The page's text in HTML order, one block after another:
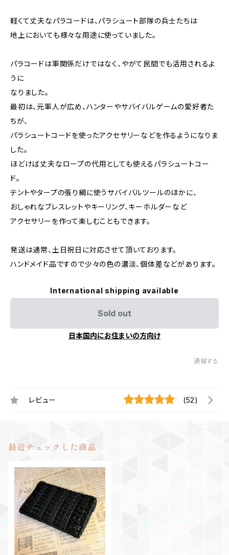
軽くて丈夫なパラコードは、パラシュート部隊の兵士たちは
地上においても様々な用途に使っていました。
パラコードは軍関係だけではなく、やがて民間でも活用されるよ
うに
なりました。
最初は、元軍人が広め、ハンターやサバイバルゲームの愛好者た
ちが、
パラシュートコードを使ったアクセサリーなどを作るようになりま
した。
ほどけば丈夫なロープの代用としても使えるパラシュートコー
ド。
テントやタープの張り綱に使うサバイバルツールのほかに、
おしゃれなブレスレットやキーリング、キーホルダーなど
アクセサリーを作って楽しむこともできます。
発送は通常、土日祝日に対応させて頂いております。
ハンドメイド品ですので少々の色の濃淡、個体差などがあります。
International shipping available
Sold out
日本国内にお住まいの方向け
通報する
レビュー (52)
最近チェックした商品